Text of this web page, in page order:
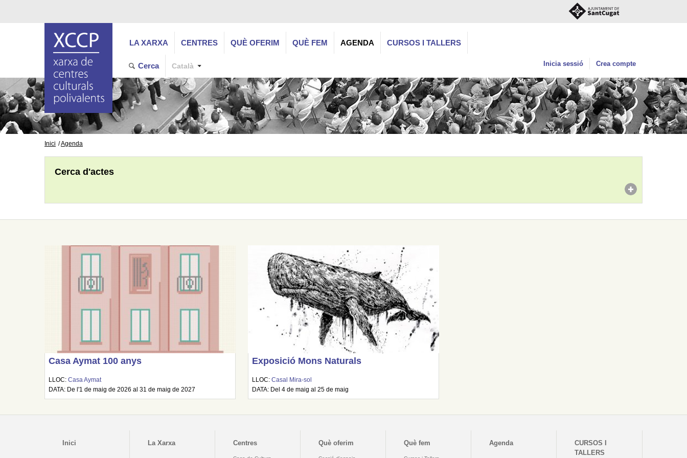
LA XARXA CENTRES QUÈ OFERIM QUÈ FEM AGENDA CURSOS I TALLERS
Cerca Català Inicia sessió Crea compte
Inici Agenda
Cerca d'actes
Casa Aymat 100 anys
LLOC:Casa Aymat
DATA: De l'1 de maig de 2026 al 31 de maig de 2027
Exposició Mons Naturals
LLOC:Casal Mira-sol
DATA: Del 4 de maig al 25 de maig
Inici La Xarxa Centres Què oferim Què fem Agenda
CURSOS I
TALLERS